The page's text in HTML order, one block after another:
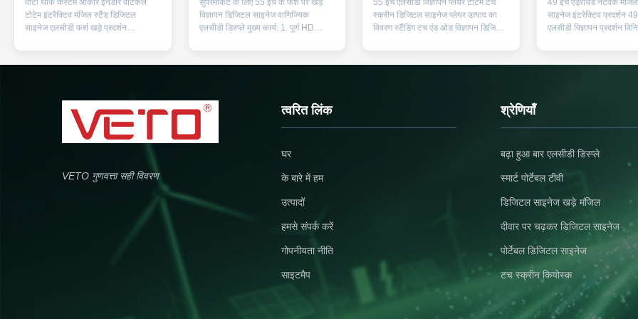
वीटो थोक कस्टम आकार इनडोर वर्टिकल
टोटेम इंटरैक्टिव मंजिल स्टैंड डिजिटल
साइनेज एलसीडी फर्श खड़े प्रदर्शन
है43-65 इंच का फर्श पर खड़े एलसीडी
विज्ञापन प्लेयर, जिसका व्यापक रूप से शॉपिंग
सुपरमार्केट के लिए 55 इंच के फर्श पर खड़े
विज्ञापन डिजिटल साइनेज वाणिज्यिक
एलसीडी डिस्प्ले मुख्य कार्य: 1. पूर्ण HD
9:16 (क्षैतिज / ऊर्ध्वाधर) आदि के समर्थन
प्रदर्शन मॉडल। 2. ऑन / ऑफ टाइम शेड्यूल
55 इंच एलसीडी विज्ञापन प्लेयर टोटेम टच
स्क्रीन डिजिटल साइनेज प्लेयर उत्पाद का
विवरण स्टैंडिंग टच एंड ओड विज्ञापन डिजिटल
फ्रेम और 40 मिमी स्लिम बॉडी के साथ
डिज़ाइन किया गया है। यह स्पष्ट विज्ञापन
49 इंच एंड्रॉयड नेटवर्क
साइनेज इंटरेक्टिव प्रदर्शन
एलसीडी विज्ञापन प्रदर्शन
प्रकार 49 इंच की एलसीडी
क्षेत्र 1073.78 * 604mm
अनुपात दिखाएं 16: 9
VETO गुणवत्ता सही विवरण
त्वरित लिंक
घर
के बारे में हम
उत्पादों
हमसे संपर्क करें
गोपनीयता नीति
साइटमैप
श्रेणियाँ
बढ़ा हुआ बार एलसीडी डिस्प्ले
स्मार्ट पोर्टेबल टीवी
डिजिटल साइनेज खड़े मंजिल
दीवार पर चढ़कर डिजिटल साइनेज
पोर्टेबल डिजिटल साइनेज
टच स्क्रीन कियोस्क